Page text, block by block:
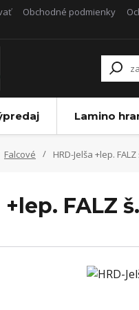
Obchodné podmienky
Lamino
Falcové HRD-Jelša +lep.
+lep. FALZ